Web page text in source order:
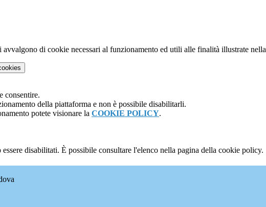
di cookie necessari al funzionamento ed utili alle finalità illustrate nella
consentire.
della piattaforma e non è possibile disabilitarli.
potete visionare la COOKIE POLICY.
disabilitati. È possibile consultare l'elenco nella pagina della cookie policy.